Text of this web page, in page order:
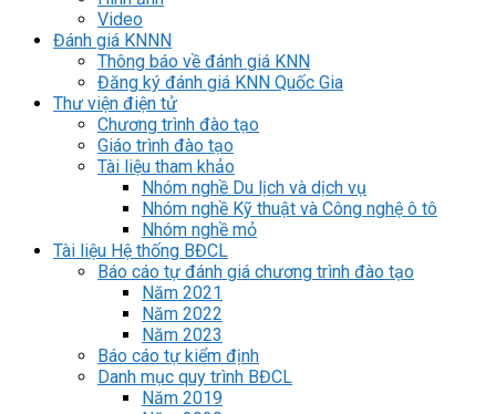
Video
Đánh giá KNNN
Thông báo về đánh giá KNN
Đăng ký đánh giá KNN Quốc Gia
Thư viện điện tử
Chương trình đào tạo
Giáo trình đào tạo
Tài liệu tham khảo
Nhóm nghề Du lịch và dịch vụ
Nhóm nghề Kỹ thuật và Công nghệ ô tô
Nhóm nghề mỏ
Tài liệu Hệ thống BĐCL
Báo cáo tự đánh giá chương trình đào tạo
Năm 2021
Năm 2022
Năm 2023
Báo cáo tự kiểm định
Danh mục quy trình BĐCL
Năm 2019